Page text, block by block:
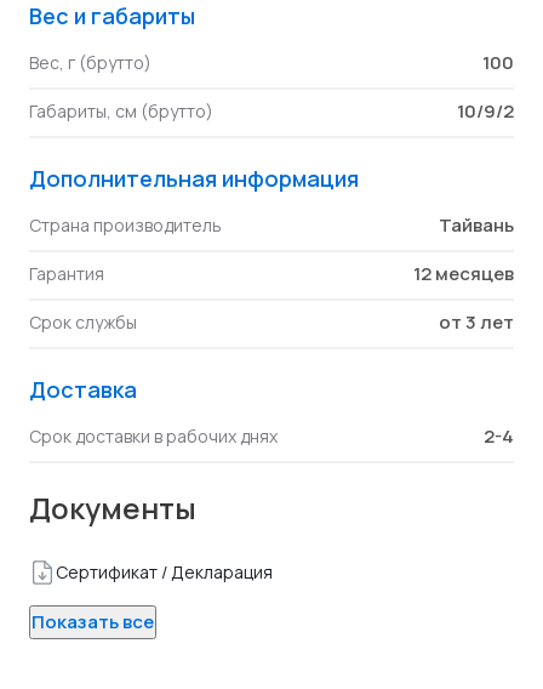
Вес и габариты
Вес, г (брутто) 100
Габариты, см (брутто) 10/9/2
Дополнительная информация
Страна производитель Тайвань
Гарантия 12 месяцев
Срок службы от 3 лет
Доставка
Срок доставки в рабочих днях 2-4
Документы
Сертификат / Декларация
Показать все